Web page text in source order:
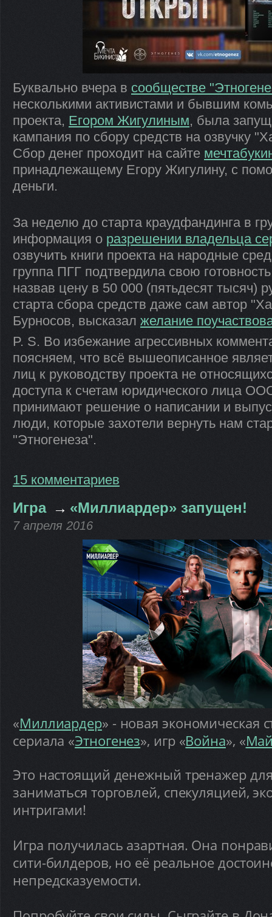
Буквально вчера в сообществе
несколькими активистами и бывшим
проекта, Егором Жигулиным, была
кампания по сбору средств на озвучку
Сбор денег проходит на сайте
принадлежащему Егору Жигулину, с
деньги.
За неделю до старта краудфандинга в
информация о разрешении владельца
озвучить книги проекта на народные
группа ПГГ подтвердила свою готовность
назвав цену в 50 000 (пятьдесят тысяч)
старта сбора средств даже сам автор
Бурносов, высказал желание
P. S. Во избежание агрессивных
поясняем, что всё вышеописанное
лиц к руководству проекта не
доступа к счетам юридического лица
принимают решение о написании и
люди, которые захотели вернуть нам
"Этногенеза".
15 комментариев
Игра → «Миллиардер» запущен!
7 апреля 2016
«Миллиардер» - новая экономическая
сериала «Этногенез», игр «Война», «
Это настоящий денежный тренажер
заниматься торговлей, спекуляцией,
интригами!
Игра получилась азартная. Она
сити-билдеров, но её реальное
непредсказуемости.